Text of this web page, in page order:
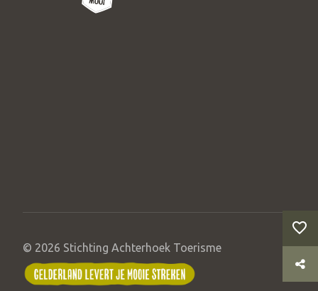
© 2026 Stichting Achterhoek Toerisme